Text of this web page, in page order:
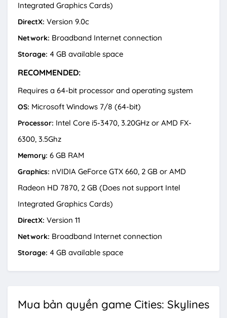
Integrated Graphics Cards)
DirectX: Version 9.0c
Network: Broadband Internet connection
Storage: 4 GB available space
RECOMMENDED:
Requires a 64-bit processor and operating system
OS: Microsoft Windows 7/8 (64-bit)
Processor: Intel Core i5-3470, 3.20GHz or AMD FX-
6300, 3.5Ghz
Memory: 6 GB RAM
Graphics: nVIDIA GeForce GTX 660, 2 GB or AMD
Radeon HD 7870, 2 GB (Does not support Intel
Integrated Graphics Cards)
DirectX: Version 11
Network: Broadband Internet connection
Storage: 4 GB available space
Mua bản quyền game Cities: Skylines